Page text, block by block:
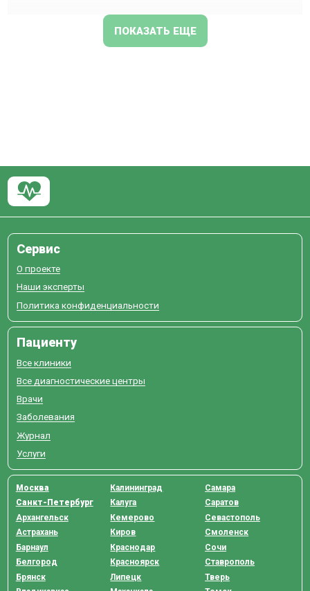
ПОКАЗАТЬ ЕЩЕ
Сервис
О проекте
Наши эксперты
Политика конфиденциальности
Пациенту
Все клиники
Все диагностические центры
Врачи
Заболевания
Журнал
Услуги
Москва
Санкт-Петербург
Архангельск
Астрахань
Барнаул
Белгород
Брянск
Калининград
Калуга
Кемерово
Киров
Краснодар
Красноярск
Липецк
Самара
Саратов
Севастополь
Смоленск
Сочи
Ставрополь
Тверь